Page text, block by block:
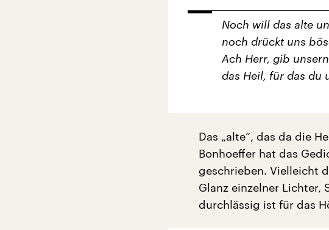
Noch will das alte
noch drückt uns
Ach Herr, gib
das Heil, für das du
Das „alte“, das da die
Bonhoeffer hat das
geschrieben. Vielleicht
Glanz einzelner Lichter,
durchlässig ist für das